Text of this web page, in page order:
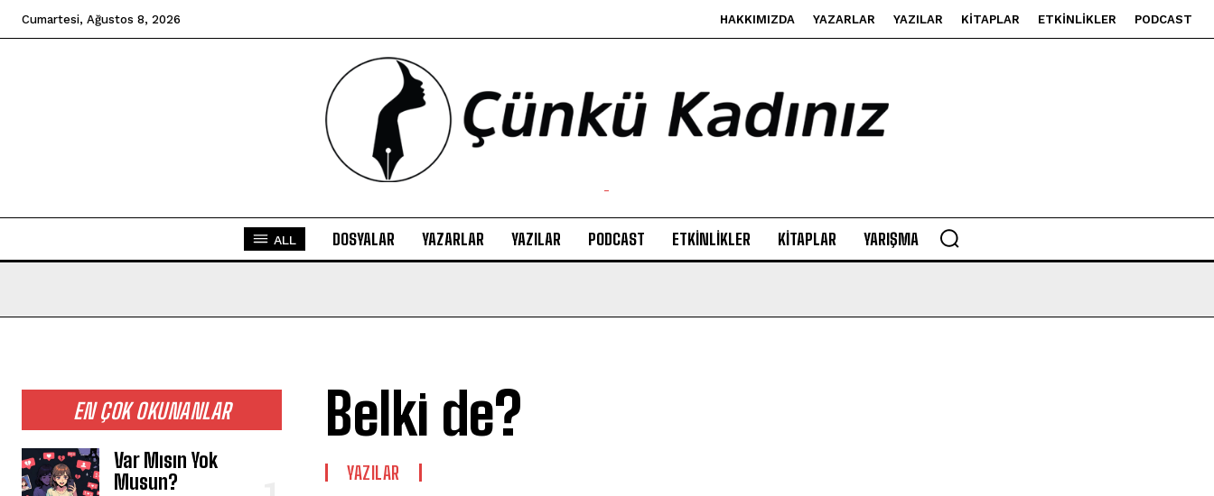
Cumartesi, Ağustos 8, 2026 HAKKIMIZDA YAZARLAR YAZILAR KITAPLAR ETKINLIKLER PODCAST
-
ALL DOSYALAR YAZARLAR YAZILAR PODCAST ETKINLIKLER KITAPLAR YARIŞMA
EN ÇOK OKUNANLAR
Var Mısın Yok
Musun?
Belki de?
YAZILAR